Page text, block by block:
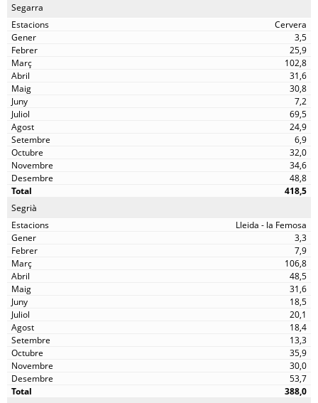
Segarra
Cervera
3,5
25,9
102,8
31,6
30,8
7,2
69,5
24,9
6,9
32,0
34,6
48,8
418,5
Segrià
Lleida - la Femosa
3,3
7,9
106,8
48,5
31,6
18,5
20,1
18,4
13,3
35,9
30,0
53,7
388,0